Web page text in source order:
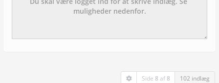
Side 8 af8 102 indlæg